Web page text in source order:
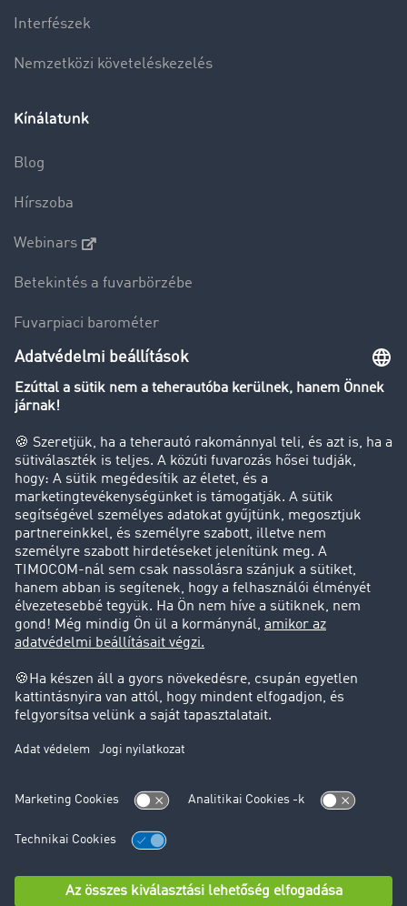
Interfészek
Nemzetközi követeléskezelés
Kínálatunk
Blog
Hírszoba
Webinars
Betekintés a fuvarbörzébe
Fuvarpiaci barométer
Transzportlexikon
Tehergépkocsi-forgalomkorlátozás
Cég
Sikertörténetek
Ügyfél hoz ügyfelet
Jogi információk
Impresszum
Adatvédelem
süti-beállítások
Támogatás